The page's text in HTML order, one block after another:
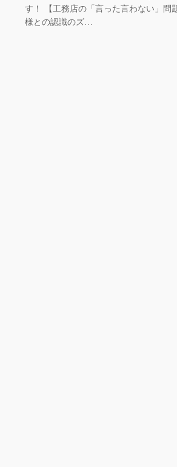
す！ 【工務店の「言った言わない」問
様との認識のズ…